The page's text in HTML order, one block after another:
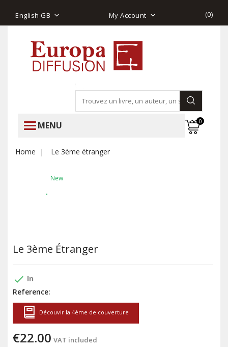
English GB My Account (0)
MENU 0
Home Le 3ème étranger
New
Le 3ème Étranger
done In
Reference:
Découvir la 4ème de couverture
€22.00 VAT included